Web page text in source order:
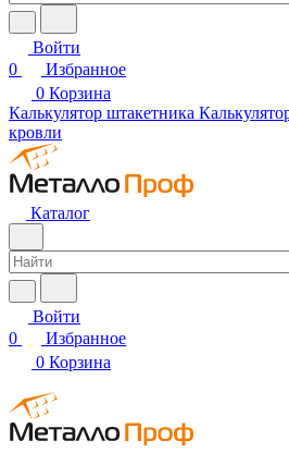
Войти
0
Избранное
0 Корзина
Калькулятор штакетника
кровли
Каталог
Войти
0
Избранное
0 Корзина